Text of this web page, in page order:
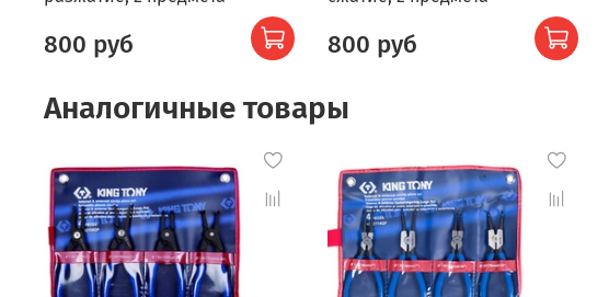
800 руб 800 руб
Аналогичные товары